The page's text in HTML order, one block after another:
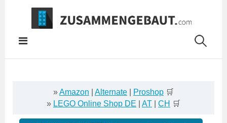
Springe
Inhalt
»Amazon Alternate Proshop 🛒
» LEGO Online Shop DE AT CH 🛒